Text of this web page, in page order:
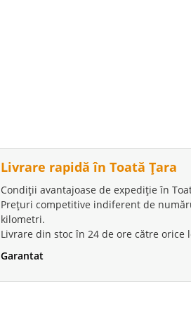
Livrare rapidă în Toată Țara
Condiții avantajoase de expediție în
Prețuri competitive indiferent de
kilometri.
Livrare din stoc în 24 de ore către orice
Garantat